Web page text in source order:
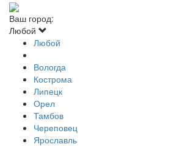
Ваш город:
Любой
Любой
Вологда
Кострома
Липецк
Орел
Тамбов
Череповец
Ярославль